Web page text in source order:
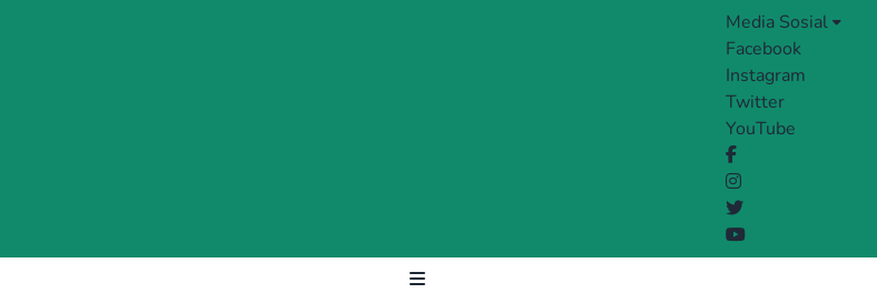
Media Sosial
Facebook
Instagram
Twitter
YouTube